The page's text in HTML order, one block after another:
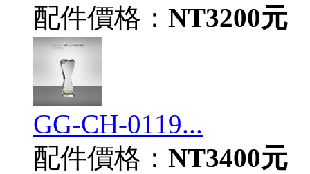
配件價格： NT3200元
GG-CH-0119...
配件價格： NT3400元